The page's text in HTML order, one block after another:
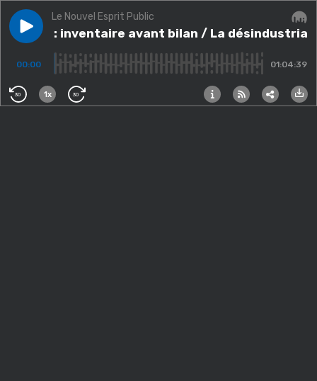
Play episodeMacron : inventaire avant bilan / La
Le Nouvel Esprit Public
Macron : inventaire avant bilan / La
00:00 01:04:39
30 1x 30